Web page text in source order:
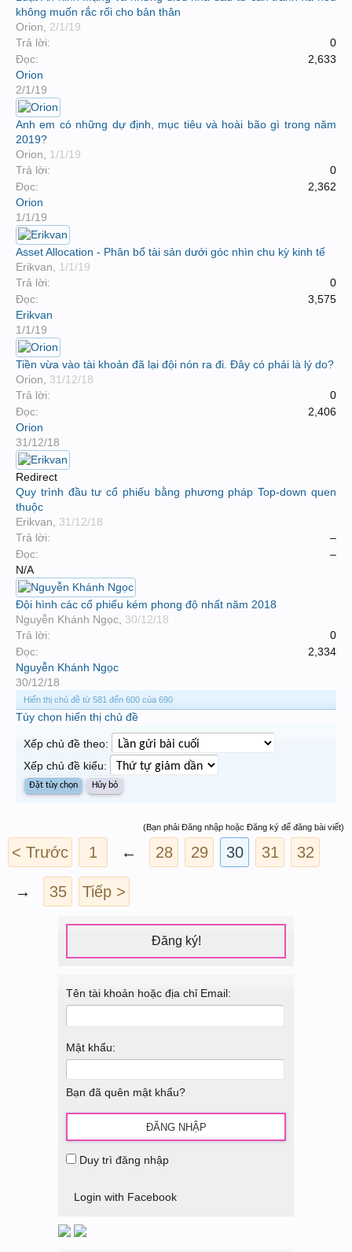
không muốn rắc rối cho bản thân
Orion
2/1/19
Trả lời:
0
Đọc:
2,633
Orion
2/1/19
Anh em có những dự định, mục tiêu và hoài bão gì trong năm
2019?
Orion
1/1/19
Trả lời:
0
Đọc:
2,362
Orion
1/1/19
Asset Allocation - Phân bổ tài sản dưới góc nhìn chu kỳ kinh tế
Erikvan
1/1/19
Trả lời:
0
Đọc:
3,575
Erikvan
1/1/19
Tiền vừa vào tài khoản đã lại đội nón ra đi. Đây có phải là lý do?
Orion
31/12/18
Trả lời:
0
Đọc:
2,406
Orion
31/12/18
Redirect
Quy trình đầu tư cổ phiếu bằng phương pháp Top-down quen
thuộc
Erikvan
31/12/18
Trả lời:
–
Đọc:
–
N/A
Đội hình các cổ phiếu kém phong độ nhất năm 2018
Nguyễn Khánh Ngọc 30/12/18
Trả lời:
0
Đọc:
2,334
Nguyễn Khánh Ngọc
30/12/18
Hiển thị chủ đề từ 581 đến 600 của 690
Tùy chọn hiển thị chủ đề
Xếp chủ đề theo:
Xếp chủ đề kiểu:
(Bạn phải Đăng nhập hoặc Đăng ký để đăng bài viết)
< Trước 1 ← 28 29 30 31 32
→ 35 Tiếp >
Đăng ký!
Tên tài khoản hoặc địa chỉ Email:
Mật khẩu:
Bạn đã quên mật khẩu?
Duy trì đăng nhập
Login with Facebook